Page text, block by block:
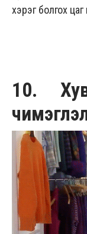
хэрэг болгох
10.